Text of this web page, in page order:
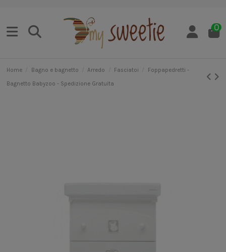
0
Home Bagno e bagnetto Arredo Fasciatoi Foppapedretti -
Bagnetto Babyzoo - Spedizione Gratuita